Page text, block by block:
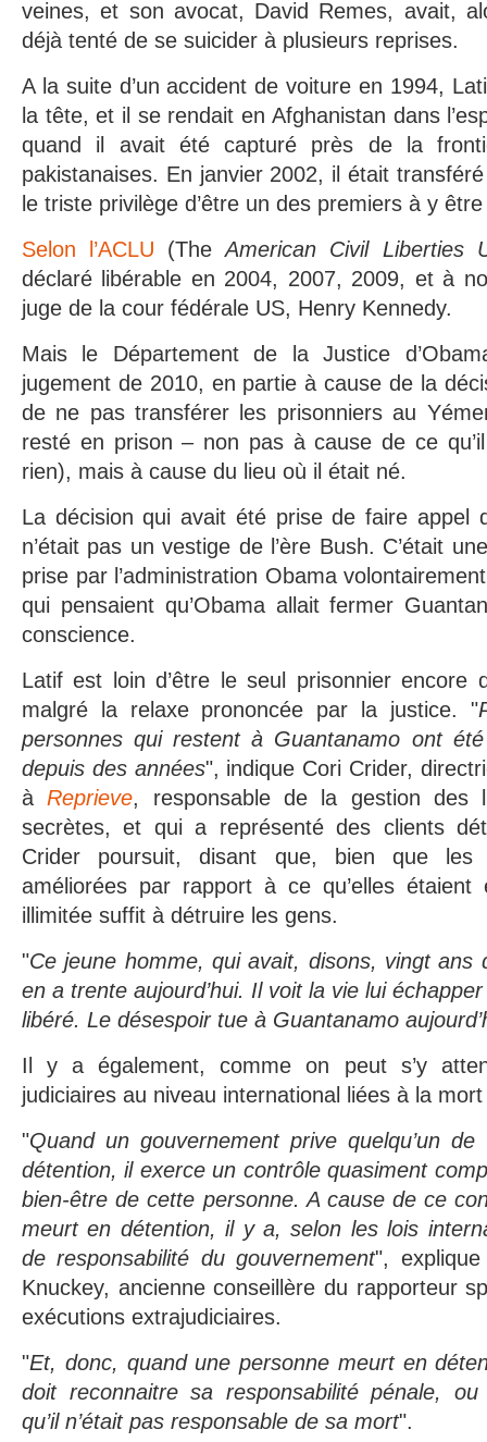
veines, et son avocat, David Remes, avait,
déjà tenté de se suicider à plusieurs reprises.
A la suite d’un accident de voiture en 1994,
la tête, et il se rendait en Afghanistan dans
quand il avait été capturé près de la
pakistanaises. En janvier 2002, il était
le triste privilège d’être un des premiers à y
Selon l’ACLU (TheAmerican Civil Liberties
déclaré libérable en 2004, 2007, 2009, et à
juge de la cour fédérale US, Henry Kennedy.
Mais le Département de la Justice
jugement de 2010, en partie à cause de la
de ne pas transférer les prisonniers au
resté en prison – non pas à cause de ce
rien), mais à cause du lieu où il était né.
La décision qui avait été prise de faire appel
n’était pas un vestige de l’ère Bush. C’était
prise par l’administration Obama
qui pensaient qu’Obama allait fermer
conscience.
Latif est loin d’être le seul prisonnier encore
malgré la relaxe prononcée par la justice. "
personnes qui restent à Guantanamo ont
depuis des années", indique Cori Crider,
àReprieve, responsable de la gestion des
secrètes, et qui a représenté des clients
Crider poursuit, disant que, bien que les
améliorées par rapport à ce qu’elles
illimitée suffit à détruire les gens.
"Ce jeune homme, qui avait, disons, vingt ans
en a trente aujourd’hui. Il voit la vie lui
libéré. Le désespoir tue à Guantanamo
Il y a également, comme on peut s’y
judiciaires au niveau international liées à la
"Quand un gouvernement prive quelqu’un
détention, il exerce un contrôle quasiment
bien-être de cette personne. A cause de ce
meurt en détention, il y a, selon les lois
de responsabilité du gouvernement",
Knuckey, ancienne conseillère du rapporteur
exécutions extrajudiciaires.
"Et, donc, quand une personne meurt en
doit reconnaitre sa responsabilité pénale, ou
qu’il n’était pas responsable de sa mort".